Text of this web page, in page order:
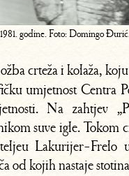
godine. Foto: Domingo
crteža i kolaža,
umjetnost Centra
Na zahtjev
suve igle. Tokom
Lakurijer-Frelo
od kojih nastaje